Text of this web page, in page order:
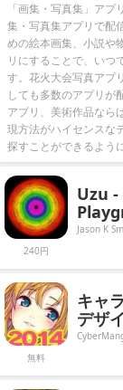
「画集・写真集」ア
集・写真集アプリで配
めの絵本画集、小説や
リにすることで、いつ
す。花火大会写真アプ
しても多数のアプリが
アプリ、美術作品なら
現方法がハイセンスな
探すことができるよう
240円
Uzu
Jason K
無料
キャ
デザ